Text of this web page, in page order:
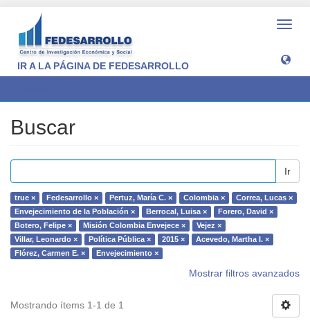
IR A LA PÁGINA DE FEDESARROLLO
Buscar
Ir
true × Fedesarrollo × Pertuz, María C. × Colombia ×
Correa, Lucas ×
Envejecimiento de la Población ×
Berrocal, Luisa ×
Forero, David ×
Botero, Felipe ×
Misión Colombia Envejece ×
Vejez ×
Villar, Leonardo ×
Política Pública × 2015 ×
Acevedo, Martha I. ×
Flórez, Carmen E. ×
Envejecimiento ×
Mostrar filtros avanzados
Mostrando ítems 1-1 de 1